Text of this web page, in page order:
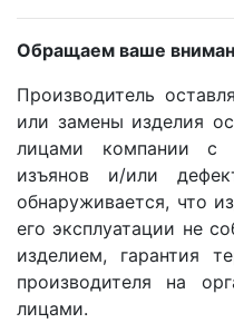
Обращаем ваше
Производитель
или замены изделия
лицами компании с
изъянов и/или
обнаруживается, что
его эксплуатации не
изделием, гарантия
производителя на
лицами.